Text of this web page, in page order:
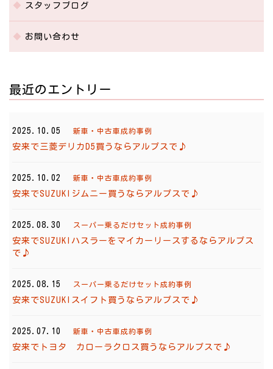
スタッフブログ
お問い合わせ
最近のエントリー
2025.10.05 新車・中古車成約事例
安来で三菱デリカD5買うならアルプスで♪
2025.10.02 新車・中古車成約事例
安来でSUZUKIジムニー買うならアルプスで♪
2025.08.30 スーパー乗るだけセット成約事例
安来でSUZUKIハスラーをマイカーリースするならアルプス
で♪
2025.08.15 スーパー乗るだけセット成約事例
安来でSUZUKIスイフト買うならアルプスで♪
2025.07.10 新車・中古車成約事例
安来でトヨタ カローラクロス買うならアルプスで♪